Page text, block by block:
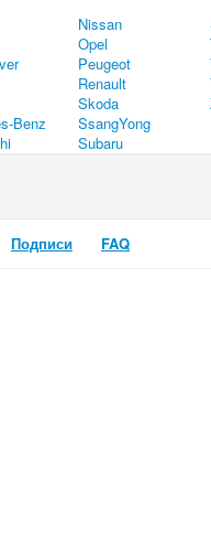
Benz
Nissan
Opel
Peugeot
Renault
Skoda
SsangYong
Subaru
Подписи FAQ